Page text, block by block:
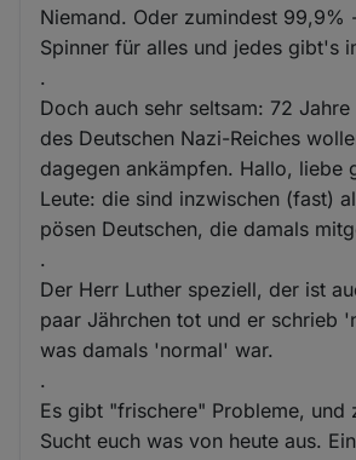
Niemand. Oder zumindest 99,9%
Spinner für alles und jedes gibt's
.
Doch auch sehr seltsam: 72
des Deutschen Nazi-Reiches
dagegen ankämpfen. Hallo, liebe
Leute: die sind inzwischen (fast)
pösen Deutschen, die damals
.
Der Herr Luther speziell, der ist
paar Jährchen tot und er schrieb
was damals 'normal' war.
.
Es gibt "frischere" Probleme, und
Sucht euch was von heute aus.